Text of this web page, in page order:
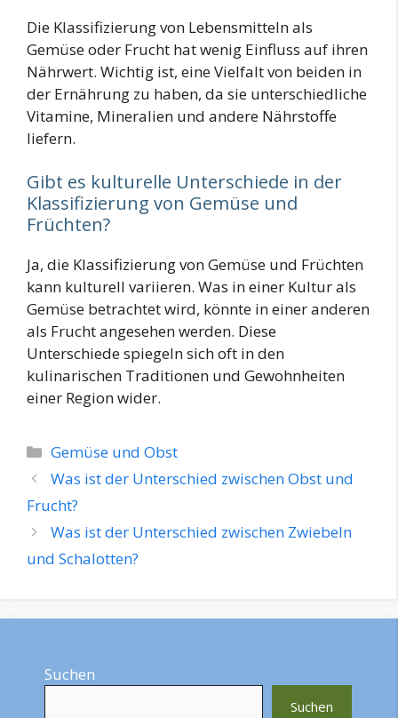
Die Klassifizierung von Lebensmitteln als
Gemüse oder Frucht hat wenig Einfluss auf ihren
Nährwert. Wichtig ist, eine Vielfalt von beiden in
der Ernährung zu haben, da sie unterschiedliche
Vitamine, Mineralien und andere Nährstoffe
liefern.
Gibt es kulturelle Unterschiede in der
Klassifizierung von Gemüse und
Früchten?
Ja, die Klassifizierung von Gemüse und Früchten
kann kulturell variieren. Was in einer Kultur als
Gemüse betrachtet wird, könnte in einer anderen
als Frucht angesehen werden. Diese
Unterschiede spiegeln sich oft in den
kulinarischen Traditionen und Gewohnheiten
einer Region wider.
Kategorien
Gemüse und Obst
Was ist der Unterschied zwischen Obst und
Frucht?
Was ist der Unterschied zwischen Zwiebeln
und Schalotten?
Suchen
Suchen